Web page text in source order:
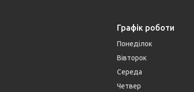
Графік роботи
Понеділок
Вівторок
Середа
Четвер